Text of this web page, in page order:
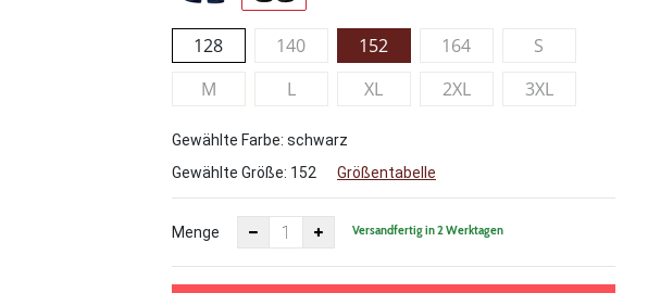
128 140 152 164
S
M
L XL 2XL 3XL
Gewählte Farbe: schwarz
Gewählte Größe: 152 Größentabelle
Menge Versandfertig in 2 Werktagen